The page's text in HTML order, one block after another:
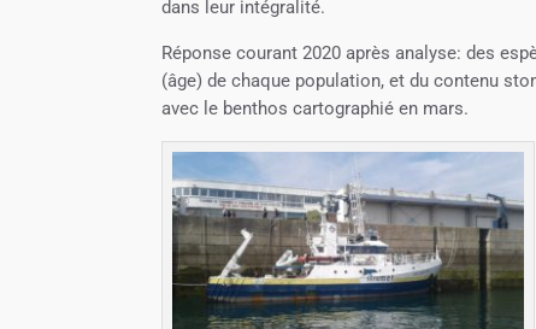
dans leur intégralité.
Réponse courant 2020 après analyse: des
(âge) de chaque population, et du contenu
avec le benthos cartographié en mars.